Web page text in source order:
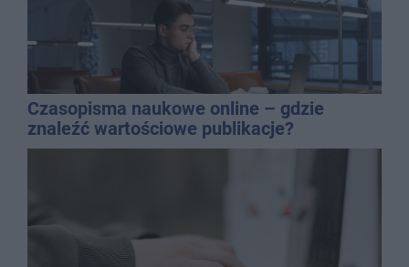
Czasopisma naukowe online – gdzie
znaleźć wartościowe publikacje?